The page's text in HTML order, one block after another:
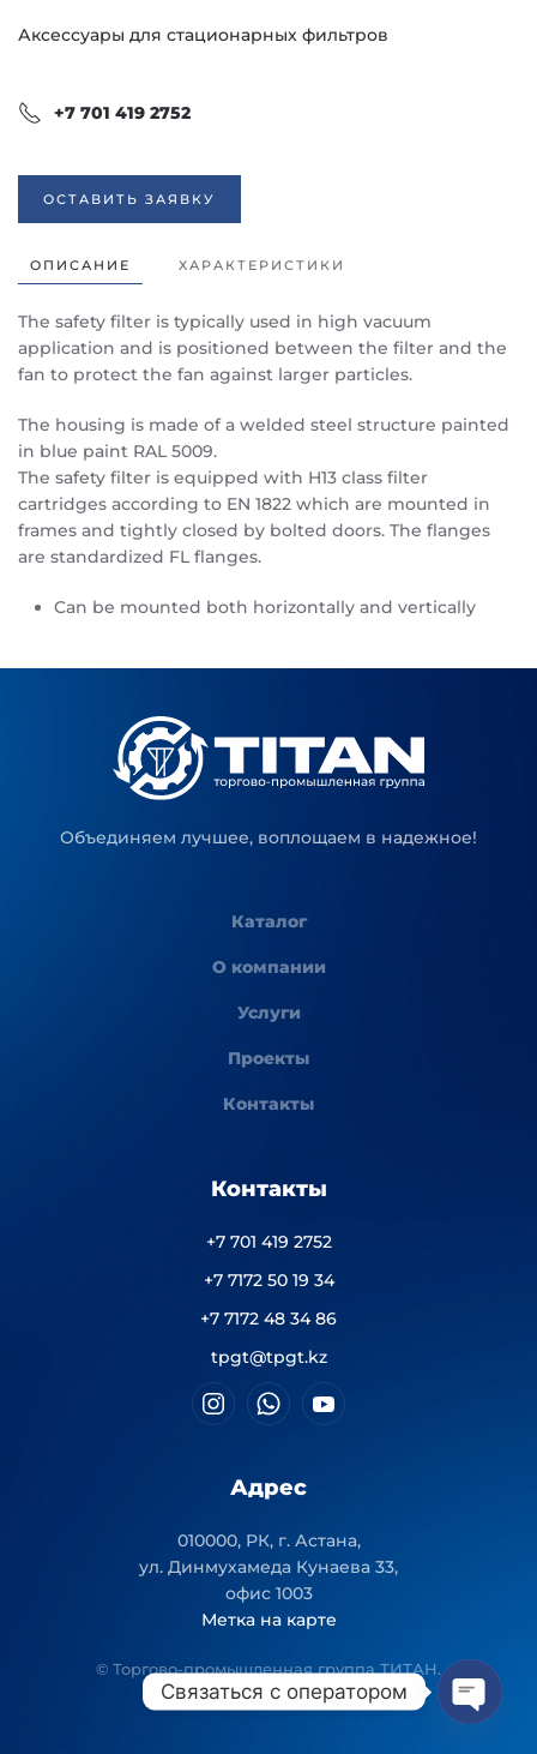
Аксессуары для стационарных фильтров
+7 701 419 2752
ОСТАВИТЬ ЗАЯВКУ
ОПИСАНИЕ ХАРАКТЕРИСТИКИ
The safety filter is typically used in high vacuum
application and is positioned between the filter and the
fan to protect the fan against larger particles.
The housing is made of a welded steel structure painted
in blue paint RAL 5009.
The safety filter is equipped with H13 class filter
cartridges according to EN 1822 which are mounted in
frames and tightly closed by bolted doors. The flanges
are standardized FL flanges.
Can be mounted both horizontally and vertically
Объединяем лучшее, воплощаем в надежное!
Каталог
О компании
Услуги
Проекты
Контакты
Контакты
+7 701 419 2752
+7 7172 50 19 34
+7 7172 48 34 86
tpgt@tpgt.kz
Адрес
010000, РК, г. Астана,
ул. Динмухамеда Кунаева 33,
офис 1003
Метка на карте
© Торгово-промышленная группа ТИТАН.
Связаться с оператором